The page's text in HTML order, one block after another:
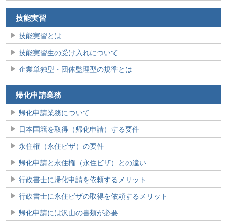
技能実習
技能実習とは
技能実習生の受け入れについて
企業単独型・団体監理型の規準とは
帰化申請業務
帰化申請業務について
日本国籍を取得（帰化申請）する要件
永住権（永住ビザ）の要件
帰化申請と永住権（永住ビザ）との違い
行政書士に帰化申請を依頼するメリット
行政書士に永住ビザの取得を依頼するメリット
帰化申請には沢山の書類が必要